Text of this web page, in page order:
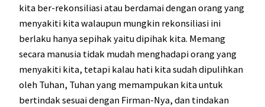
kita ber-rekonsiliasi atau berdamai dengan orang yang
menyakiti kita walaupun mungkin rekonsiliasi ini
berlaku hanya sepihak yaitu dipihak kita. Memang
secara manusia tidak mudah menghadapi orang yang
menyakiti kita, tetapi kalau hati kita sudah dipulihkan
oleh Tuhan, Tuhan yang memampukan kita untuk
bertindak sesuai dengan Firman-Nya, dan tindakan